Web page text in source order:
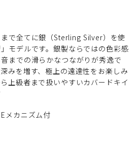
で全てに銀（Sterling Silver）を使
モデルです。銀製ならではの色彩感
までの滑らかなつながりが秀逸で
みを増す、極上の遠達性をお楽しみ
上級者まで扱いやすいカバードキイ
メカニズム付